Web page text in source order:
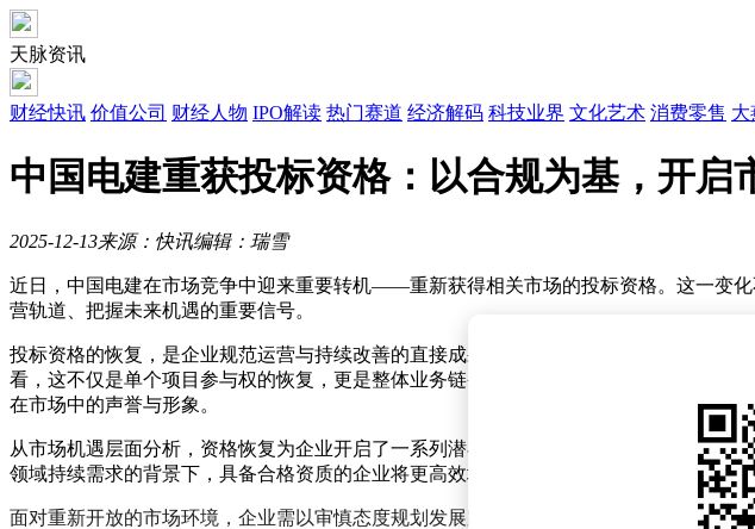
天脉资讯
财经快讯 价值公司 财经人物 IPO解读 热门赛道 经济解码 科技业界 文化艺术 消费零售 大
中国电建重获投标资格：以合规为基，开启
2025-12-13来源：快讯编辑：瑞雪
近日，中国电建在市场竞争中迎来重要转机——重新获得相关市场的投标资格。这一变
营轨道、把握未来机遇的重要信号。
投标资格的恢复，是企业规范运营与持续改善的直接成果。这一资格作为参与市场竞争
看，这不仅是单个项目参与权的恢复，更是整体业务链条重新运转的关键节点。市场普
在市场中的声誉与形象。
从市场机遇层面分析，资格恢复为企业开启了一系列潜在增长空间。首先，企业得以
领域持续需求的背景下，具备合格资质的企业将更高效地匹配市场需求，提供专业服务
面对重新开放的市场环境，企业需以审慎态度规划发展路径。合规经营是首要原则，企